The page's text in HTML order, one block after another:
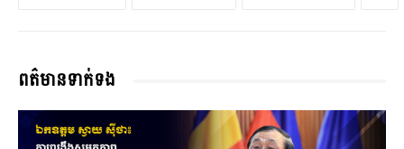
ពត៌មានទាក់ទង